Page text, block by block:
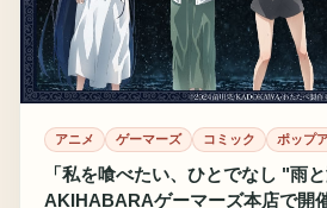
アニメ ゲーマーズ コミック ポップ
「私を喰べたい、ひとでなし "雨
AKIHABARAゲーマーズ本店で開